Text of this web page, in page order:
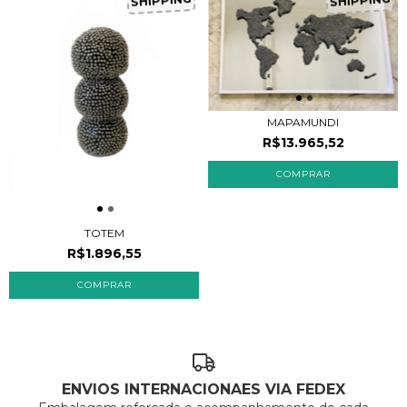
TOTEM
R$1.896,55
MAPAMUNDI
R$13.965,52
ENVIOS INTERNACIONAES VIA FEDEX